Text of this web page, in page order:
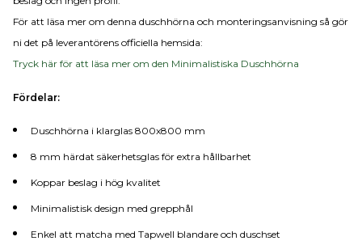
För att läsa mer om denna duschhörna och monteringsanvisning så gör
ni det på leverantörens officiella hemsida:
Tryck här för att läsa mer om den Minimalistiska Duschhörna
Fördelar:
Duschhörna i klarglas 800x800 mm
8 mm härdat säkerhetsglas för extra hållbarhet
Koppar beslag i hög kvalitet
Minimalistisk design med grepphål
Enkel att matcha med Tapwell blandare och duschset